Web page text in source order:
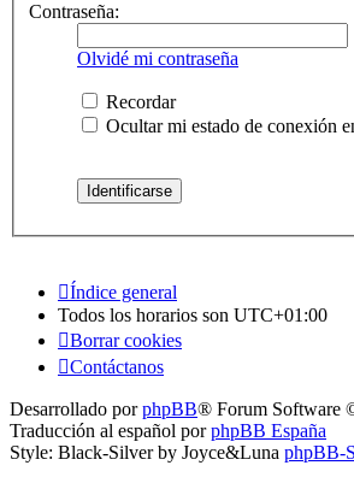
Contraseña:
Olvidé mi contraseña
Recordar
Ocultar mi estado de conexión
Índice general
Todos los horarios son UTC+01:00
Borrar cookies
Contáctanos
Desarrollado porphpBB® Forum Software
Traducción al español porphpBB España
Style: Black-Silver by Joyce&Luna phpBB-